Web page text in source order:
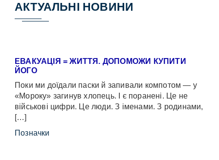
АКТУАЛЬНІ НОВИНИ
ЕВАКУАЦІЯ = ЖИТТЯ. ДОПОМОЖИ КУПИТИ
ЙОГО
Поки ми доїдали паски й запивали компотом — у
«Мороку» загинув хлопець. І є поранені. Це не
військові цифри. Це люди. З іменами. З родинами,
[…]
Позначки